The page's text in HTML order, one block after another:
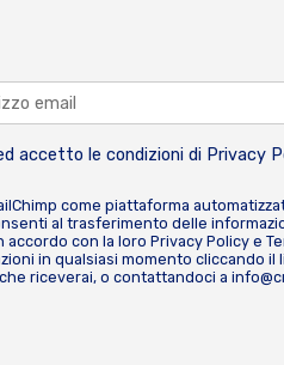
accetto le condizioni di Privacy
come piattaforma
al trasferimento delle
accordo con la loro Privacy Policy e
in qualsiasi momento cliccando
riceverai, o contattandoci a